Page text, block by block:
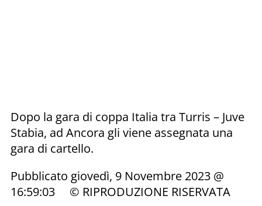
Dopo la gara di coppa Italia tra Turris – Juve
Stabia, ad Ancora gli viene assegnata una
gara di cartello.
Pubblicato giovedì, 9 Novembre 2023 @
16:59:03 © RIPRODUZIONE RISERVATA